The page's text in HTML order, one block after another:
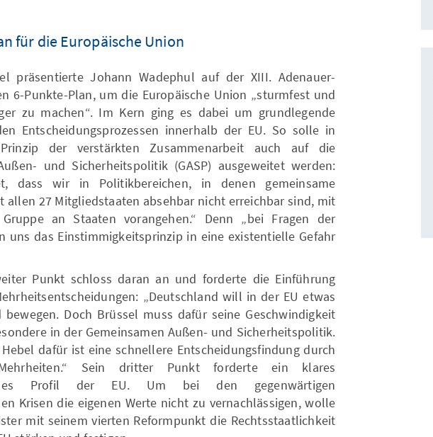
für die Europäische Union
präsentierte Johann Wadephul auf der XIII. Adenauer-
6-Punkte-Plan, um die Europäische Union „sturmfest und
zu machen“. Im Kern ging es dabei um grundlegende
Entscheidungsprozessen innerhalb der EU. So solle in
der verstärkten Zusammenarbeit auch auf die
und Sicherheitspolitik (GASP) ausgeweitet werden:
dass wir in Politikbereichen, in denen gemeinsame
allen 27 Mitgliedstaaten absehbar nicht erreichbar sind, mit
an Staaten vorangehen.“ Denn „bei Fragen der
uns das Einstimmigkeitsprinzip in eine existentielle Gefahr
Punkt schloss daran an und forderte die Einführung
„Deutschland will in der EU etwas
Doch Brüssel muss dafür seine Geschwindigkeit
in der Gemeinsamen Außen- und Sicherheitspolitik.
dafür ist eine schnellere Entscheidungsfindung durch
Sein dritter Punkt forderte ein klares
Profil der EU. Um bei den gegenwärtigen
Krisen die eigenen Werte nicht zu vernachlässigen, wolle
mit seinem vierten Reformpunkt die Rechtsstaatlichkeit